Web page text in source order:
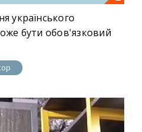
українського
бути обов'язковий